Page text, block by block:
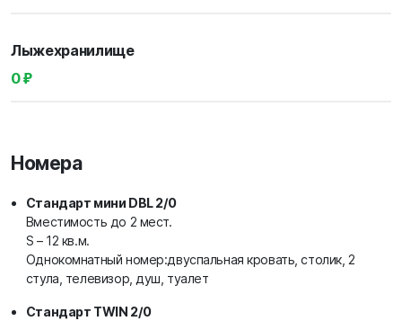
Лыжехранилище
0 ₽
Номера
Стандарт мини DBL 2/0
Вместимость до 2 мест.
S – 12 кв.м.
Однокомнатный номер:двуспальная кровать, столик, 2
стула, телевизор, душ, туалет
Стандарт TWIN 2/0